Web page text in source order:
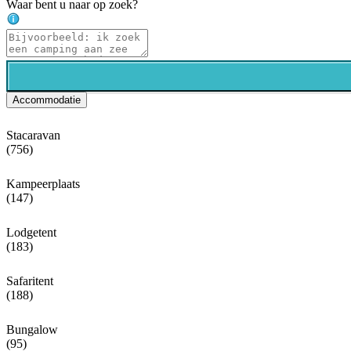
Waar bent u naar op zoek?
Accommodatie
Stacaravan
(756)
Kampeerplaats
(147)
Lodgetent
(183)
Safaritent
(188)
Bungalow
(95)